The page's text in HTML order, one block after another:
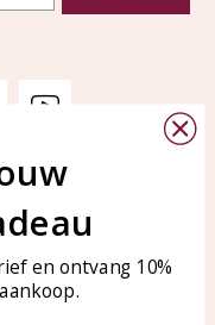
Sieraden
of WhatsApp Ma-Vr
09:00-17:00
0850003187
WhatsApp: 0850003187
en ontvang 10%